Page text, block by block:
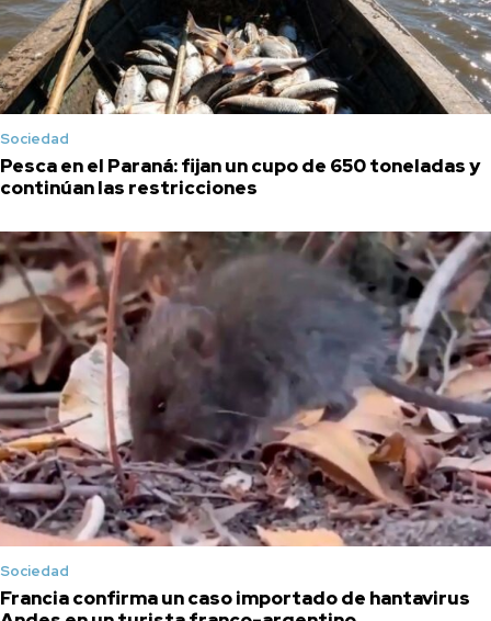
Sociedad
Pesca en el Paraná: fijan un cupo de 650 toneladas y
continúan las restricciones
Sociedad
Francia confirma un caso importado de hantavirus